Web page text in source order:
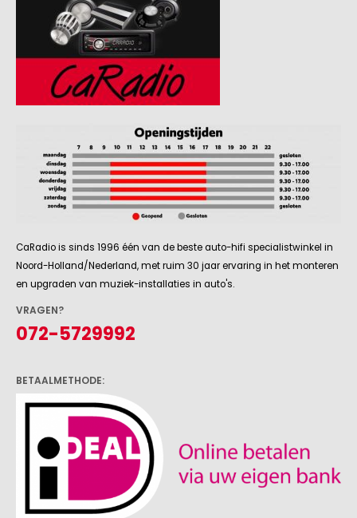
CaRadio is sinds 1996 één van de beste auto-hifi specialistwinkel in
Noord-Holland/Nederland, met ruim 30 jaar ervaring in het monteren
en upgraden van muziek-installaties in auto's.
VRAGEN?
072-5729992
BETAALMETHODE: